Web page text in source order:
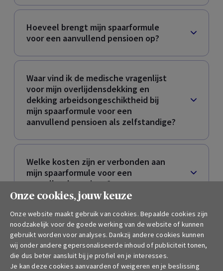
Hoeveel brengt mijn spaarformule
voor een aanvullend pensioen op?
Waar vind ik de medische vragenlijst
voor mijn overlijdensdekking en
dekking arbeidsongeschiktheid bij
mijn spaarformule voor een
aanvullend pensioen als zelfstandige?
Welke kosten zijn er verbonden aan
mijn spaarformule voor een
aanvullend pensioen?
Waar kan ik het fiscaal attest van mijn
spaarformule voor een aanvullend
pensioen terugvinden?
Onze cookies, jouw keuze
Onze website maakt gebruik van cookies. Bepaalde cookies zijn
noodzakelijk voor de goede werking van de website of kunnen
gebruikt worden voor analyses. Dankzij andere cookies kunnen
wij onder andere gepersonaliseerde inhoud of publiciteit tonen,
die dus beter aansluit bij je profiel en je interesses.
Je kan deze cookies aanvaarden of weigeren en je beslissing